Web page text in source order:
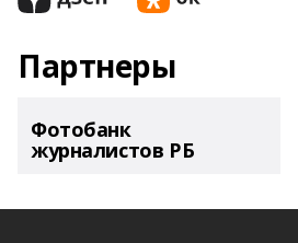
Партнеры
Фотобанк
журналистов РБ